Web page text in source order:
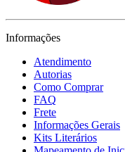
Informações
Atendimento
Autorias
Como Comprar
FAQ
Frete
Informações Gerais
Kits Literários